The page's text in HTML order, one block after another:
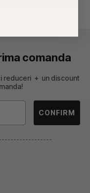
comanda
reduceri + un discount
CONFIRM